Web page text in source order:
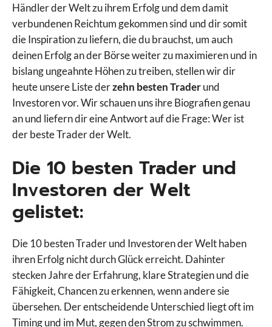
Händler der Welt zu ihrem Erfolg und dem damit
verbundenen Reichtum gekommen sind und dir somit
die Inspiration zu liefern, die du brauchst, um auch
deinen Erfolg an der Börse weiter zu maximieren und in
bislang ungeahnte Höhen zu treiben, stellen wir dir
heute unsere Liste derzehn besten Traderund
Investoren vor. Wir schauen uns ihre Biografien genau
an und liefern dir eine Antwort auf die Frage: Wer ist
der beste Trader der Welt.
Die 10 besten Trader und
Investoren der Welt
gelistet:
Die 10 besten Trader und Investoren der Welt haben
ihren Erfolg nicht durch Glück erreicht. Dahinter
stecken Jahre der Erfahrung, klare Strategien und die
Fähigkeit, Chancen zu erkennen, wenn andere sie
übersehen. Der entscheidende Unterschied liegt oft im
Timing und im Mut, gegen den Strom zu schwimmen.